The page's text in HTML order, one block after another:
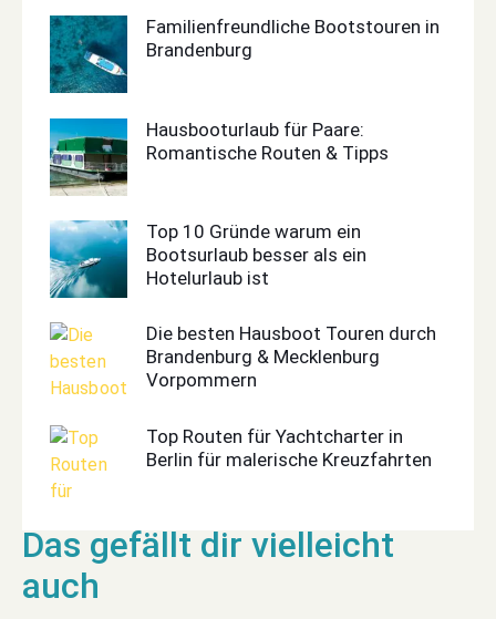
Familienfreundliche Bootstouren in
Brandenburg
Hausbooturlaub für Paare:
Romantische Routen & Tipps
Top 10 Gründe warum ein
Bootsurlaub besser als ein
Hotelurlaub ist
Die besten Hausboot Touren durch
Brandenburg & Mecklenburg
Vorpommern
Top Routen für Yachtcharter in
Berlin für malerische Kreuzfahrten